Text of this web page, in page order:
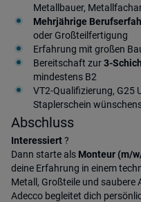
Metallbauer,
Mehrjährige
oder Großteilfertigung
Erfahrung mit großen
Bereitschaft zur3-
mindestens B2
VT2-Qualifizierung, G25
Staplerschein
Abschluss
Interessiert?
Dann starte als Monteur (m/
deine Erfahrung in einem
Metall, Großteile und saubere
Adecco begleitet dich